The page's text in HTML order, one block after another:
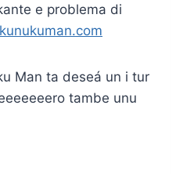
e problema di
Man ta deseá un i tur
tambe unu